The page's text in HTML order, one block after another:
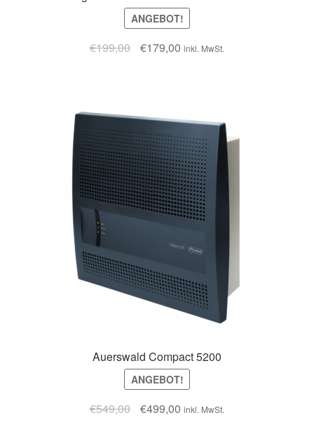
ANGEBOT!
€199,00 €179,00 inkl. MwSt.
Auerswald Compact 5200
ANGEBOT!
€549,00 €499,00 inkl. MwSt.